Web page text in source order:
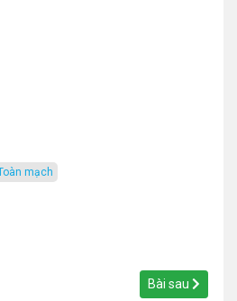
toàn mạch
Bài sau